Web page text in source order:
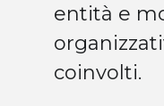
entità e
coinvolti.